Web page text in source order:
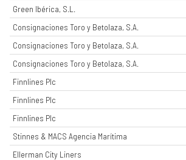
Green Ibérica, S.L.
Consignaciones Toro y Betolaza, S.A.
Consignaciones Toro y Betolaza, S.A.
Consignaciones Toro y Betolaza, S.A.
Finnlines Plc
Finnlines Plc
Finnlines Plc
Stinnes & MACS Agencia Marítima
Ellerman City Liners